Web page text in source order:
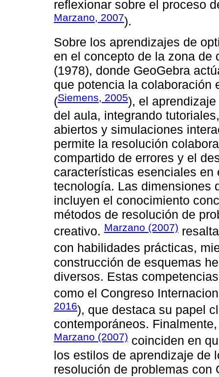
reflexionar sobre el proceso
Marzano, 2007).
Sobre los aprendizajes de
en el concepto de la zona de
(1978), donde GeoGebra
que potencia la colaboración
(Siemens, 2005), el
del aula, integrando
abiertos y simulaciones
permite la resolución
compartido de errores y el
características esenciales
tecnología. Las dimensiones
incluyen el conocimiento
métodos de resolución de
creativo. Marzano (2007)
con habilidades prácticas,
construcción de esquemas
diversos. Estas
como el Congreso
2016), que destaca su papel
contemporáneos.
Marzano (2007) coinciden en
los estilos de aprendizaje de
resolución de problemas con